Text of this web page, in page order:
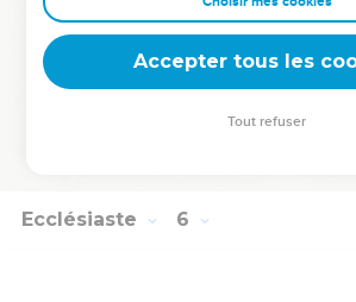
En effet, quand il n’aura plus
des jours de sa vie, où Dieu lui
© Société biblique française – Bibli’O, 1978, avec
Ecclésiaste 6
Accepter tous les
Tout refuser